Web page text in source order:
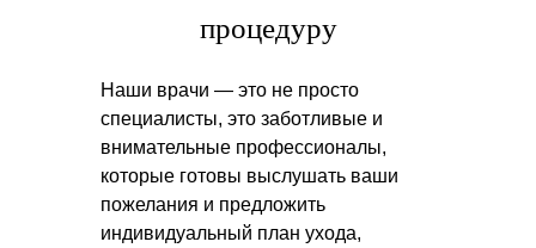
процедуру
Наши врачи — это не просто
специалисты, это заботливые и
внимательные профессионалы,
которые готовы выслушать ваши
пожелания и предложить
индивидуальный план ухода,